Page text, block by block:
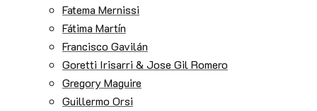
Fatema Mernissi
Fátima Martín
Francisco Gavilán
Goretti Irisarri & Jose Gil Romero
Gregory Maguire
Guillermo Orsi